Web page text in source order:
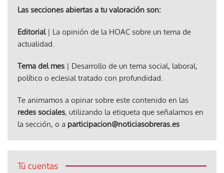
Las secciones abiertas a tu valoración son:
Editorial| La opinión de la HOAC sobre un tema de
actualidad.
Tema del mes | Desarrollo de un tema social, laboral,
político o eclesial tratado con profundidad.
Te animamos a opinar sobre este contenido en las
redes sociales, utilizando la etiqueta que señalamos en
la sección, o a participacion@noticiasobreras.es
Tú cuentas